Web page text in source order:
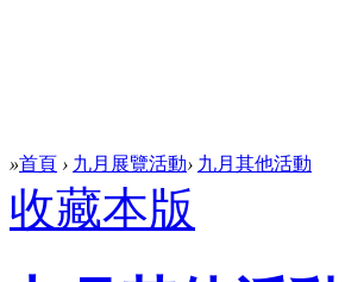
»首頁 › 九月展覽活動› 九月其他活動
收藏本版